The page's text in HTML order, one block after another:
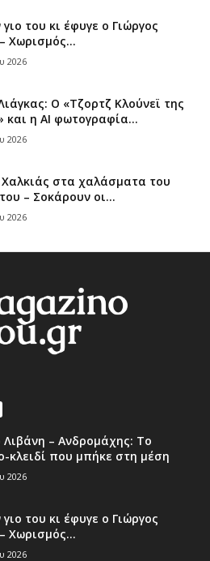
του κι έφυγε ο Γιώργος
Χωρισμός...
2026
Ο «Τζορτζ Κλούνεϊ της
και η AI φωτογραφία...
2026
στα χαλάσματα του
– Σοκάρουν οι...
2026
Λιβάνη – Ανδρομάχης: Το
κλειδί που μπήκε στη μέση
2026
του κι έφυγε ο Γιώργος
Χωρισμός...
2026